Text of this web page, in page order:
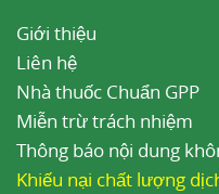
Giới thiệu
Liên hệ
Nhà thuốc Chuẩn GPP
Miễn trừ trách nhiệm
Thông báo nội dung
Khiếu nại chất lượng